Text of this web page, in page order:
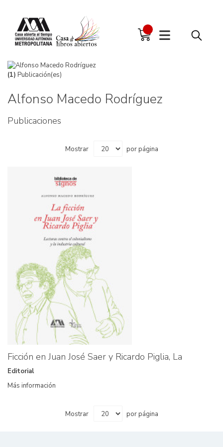
(1) Publicación(es)
Alfonso Macedo Rodríguez
Publicaciones
Mostrar por página
Ficción en Juan José Saer y Ricardo Piglia, La
Editorial
Más información
Mostrar por página